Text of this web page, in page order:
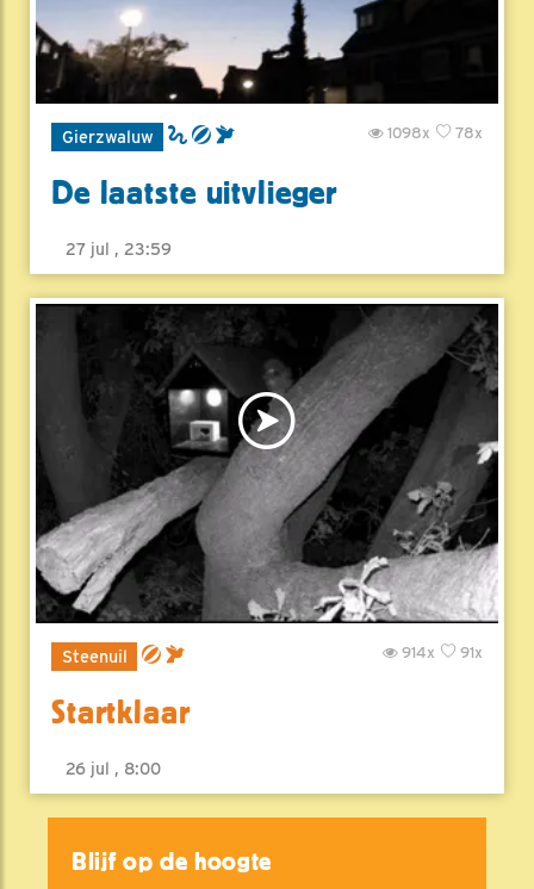
Gierzwaluw 78x
1098x
De laatste uitvlieger
27 jul , 23:59
Steenuil 91x
914x
Startklaar
26 jul , 8:00
Blijf op de hoogte